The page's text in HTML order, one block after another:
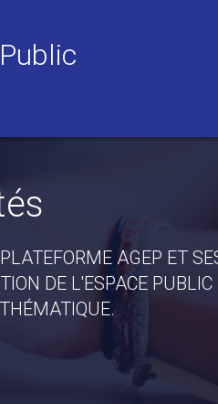
AGEP ET
DE L'ESPACE PUBLIC